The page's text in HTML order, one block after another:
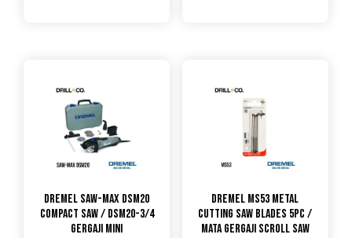
DREMEL Saw-Max DSM20
Compact Saw / DSM20-3/4
Gergaji Mini
DREMEL MS53 Metal
Cutting Saw blades 5pc /
Mata Gergaji Scroll Saw